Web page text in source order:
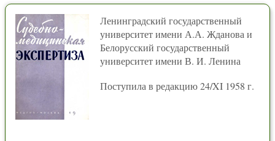
Ленинградский государственный
университет имени А.А. Жданова и
Белорусский государственный
университет имени В. И. Ленина
Поступила в редакцию 24/XI 1958 г.